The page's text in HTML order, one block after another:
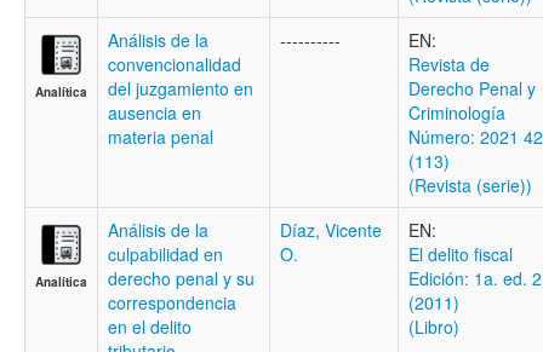
Analítica
Análisis de la
convencionalidad
del juzgamiento en
ausencia en
materia penal
----------
EN:
Revista de
Derecho Penal y
Criminología
Número: 2021 42
(113)
(Revista (serie))
Analítica
Análisis de la
culpabilidad en
derecho penal y su
correspondencia
en el delito
Díaz, Vicente
O.
EN:
El delito fiscal
Edición: 1a. ed. 2
(2011)
(Libro)